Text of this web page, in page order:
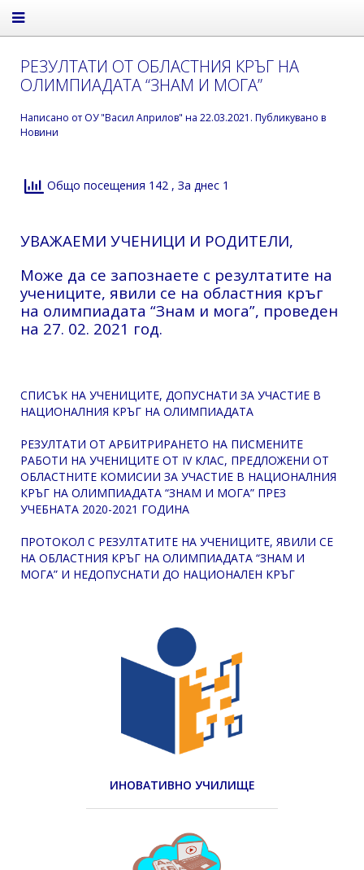
РЕЗУЛТАТИ ОТ ОБЛАСТНИЯ КРЪГ НА
ОЛИМПИАДАТА “ЗНАМ И МОГА”
Написано от ОУ "Васил Априлов" на 22.03.2021 . Публикувано в
Новини
Общо посещения 142 , За днес 1
УВАЖАЕМИ УЧЕНИЦИ И РОДИТЕЛИ,
Може да се запознаете с резултатите на
учениците, явили се на областния кръг
на олимпиадата “Знам и мога”, проведен
на 27. 02. 2021 год.
СПИСЪК НА УЧЕНИЦИТЕ, ДОПУСНАТИ ЗА УЧАСТИЕ В
НАЦИОНАЛНИЯ КРЪГ НА ОЛИМПИАДАТА
РЕЗУЛТАТИ ОТ АРБИТРИРАНЕТО НА ПИСМЕНИТЕ
РАБОТИ НА УЧЕНИЦИТЕ ОТ IV КЛАС, ПРЕДЛОЖЕНИ ОТ
ОБЛАСТНИТЕ КОМИСИИ ЗА УЧАСТИЕ В НАЦИОНАЛНИЯ
КРЪГ НА ОЛИМПИАДАТА “ЗНАМ И МОГА” ПРЕЗ
УЧЕБНАТА 2020-2021 ГОДИНА
ПРОТОКОЛ С РЕЗУЛТАТИТЕ НА УЧЕНИЦИТЕ, ЯВИЛИ СЕ
НА ОБЛАСТНИЯ КРЪГ НА ОЛИМПИАДАТА “ЗНАМ И
МОГА” И НЕДОПУСНАТИ ДО НАЦИОНАЛЕН КРЪГ
ИНОВАТИВНО УЧИЛИЩЕ